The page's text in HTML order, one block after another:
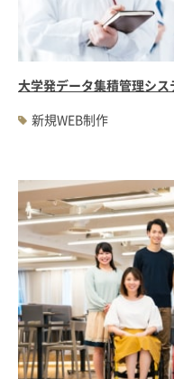
大学発データ集積管理シス
新規WEB制作